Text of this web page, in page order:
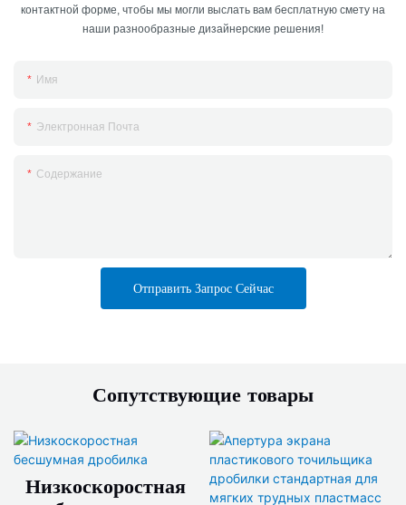
контактной форме, чтобы мы могли выслать вам бесплатную смету на
наши разнообразные дизайнерские решения!
Имя
Электронная Почта
Содержание
Отправить Запрос Сейчас
Сопутствующие товары
Низкоскоростная